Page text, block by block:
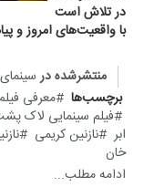
در تلاش است
با واقعیت‌های امروز و
منتشرشده در
برچسب‌ها
معرفی
فیلم سینمایی لاک
ابر
نازنین کریمی
خان
ادامه مطلب...